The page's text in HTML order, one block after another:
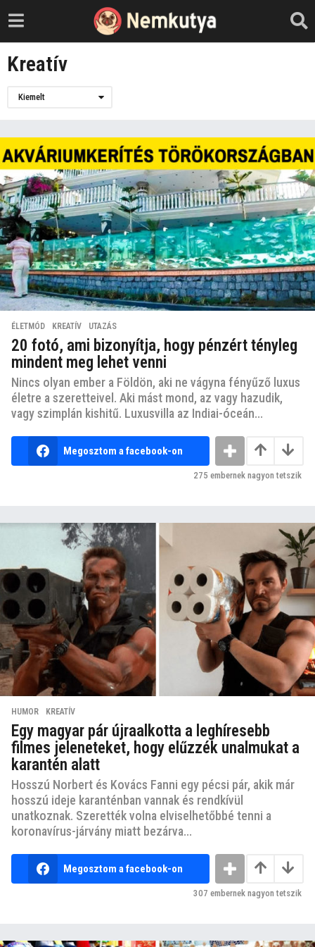
Kreatív
Kiemelt
ÉLETMÓD ,KREATÍV ,UTAZÁS
20 fotó, ami bizonyítja, hogy pénzért tényleg
mindent meg lehet venni
Nincs olyan ember a Földön, aki ne vágyna fényűző luxus
életre a szeretteivel. Aki mást mond, az vagy hazudik,
vagy szimplán kishitű. Luxusvilla az Indiai-óceán...
Megosztom a facebook-on
275 embernek nagyon tetszik
HUMOR ,KREATÍV
Egy magyar pár újraalkotta a leghíresebb
filmes jeleneteket, hogy elűzzék unalmukat a
karantén alatt
Hosszú Norbert és Kovács Fanni egy pécsi pár, akik már
hosszú ideje karanténban vannak és rendkívül
unatkoznak. Szerették volna elviselhetőbbé tenni a
koronavírus-járvány miatt bezárva...
Megosztom a facebook-on
307 embernek nagyon tetszik